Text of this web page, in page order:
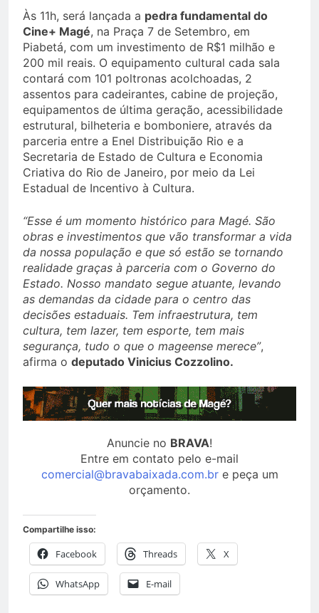
Às 11h, será lançada a pedra fundamental do
Cine+ Magé, na Praça 7 de Setembro, em
Piabetá, com um investimento de R$1 milhão e
200 mil reais. O equipamento cultural cada sala
contará com 101 poltronas acolchoadas, 2
assentos para cadeirantes, cabine de projeção,
equipamentos de última geração, acessibilidade
estrutural, bilheteria e bomboniere, através da
parceria entre a Enel Distribuição Rio e a
Secretaria de Estado de Cultura e Economia
Criativa do Rio de Janeiro, por meio da Lei
Estadual de Incentivo à Cultura.
“Esse é um momento histórico para Magé. São
obras e investimentos que vão transformar a vida
da nossa população e que só estão se tornando
realidade graças à parceria com o Governo do
Estado. Nosso mandato segue atuante, levando
as demandas da cidade para o centro das
decisões estaduais. Tem infraestrutura, tem
cultura, tem lazer, tem esporte, tem mais
segurança, tudo o que o mageense merece”,
afirma o deputado Vinicius Cozzolino.
Anuncie no BRAVA!
Entre em contato pelo e-mail
comercial@bravabaixada.com.bre peça um
orçamento.
Compartilhe isso:
Facebook Threads X
WhatsApp E-mail